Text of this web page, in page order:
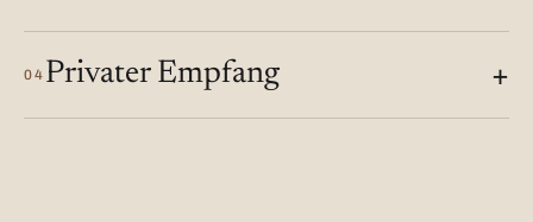
04 Privater Empfang